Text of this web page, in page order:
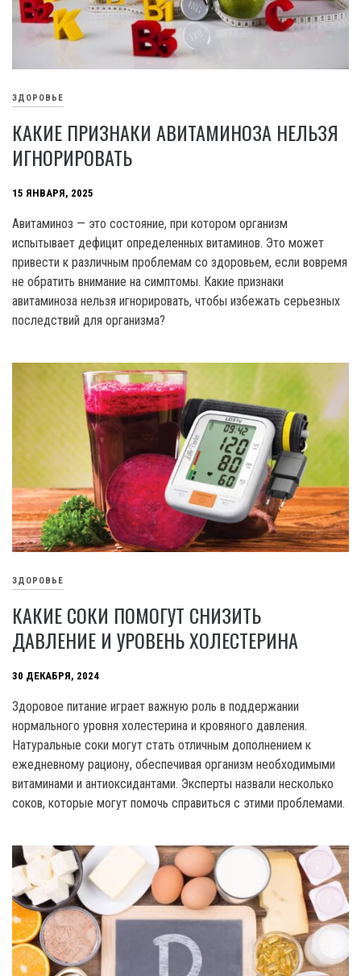
ЗДОРОВЬЕ
КАКИЕ ПРИЗНАКИ АВИТАМИНОЗА НЕЛЬЗЯ
ИГНОРИРОВАТЬ
15 ЯНВАРЯ, 2025
Авитаминоз — это состояние, при котором организм
испытывает дефицит определенных витаминов. Это может
привести к различным проблемам со здоровьем, если вовремя
не обратить внимание на симптомы. Какие признаки
авитаминоза нельзя игнорировать, чтобы избежать серьезных
последствий для организма?
ЗДОРОВЬЕ
КАКИЕ СОКИ ПОМОГУТ СНИЗИТЬ
ДАВЛЕНИЕ И УРОВЕНЬ ХОЛЕСТЕРИНА
30 ДЕКАБРЯ, 2024
Здоровое питание играет важную роль в поддержании
нормального уровня холестерина и кровяного давления.
Натуральные соки могут стать отличным дополнением к
ежедневному рациону, обеспечивая организм необходимыми
витаминами и антиоксидантами. Эксперты назвали несколько
соков, которые могут помочь справиться с этими проблемами.